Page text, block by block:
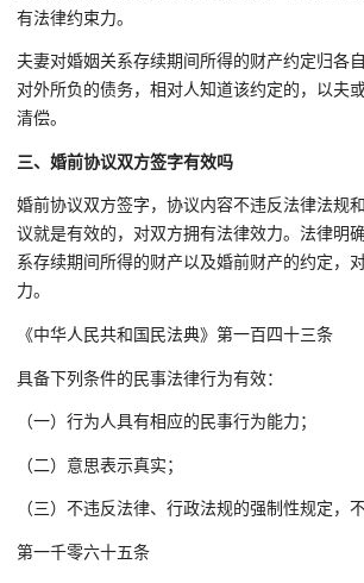
有法律约束力。
夫妻对婚姻关系存续期间所得的财产约定归各
对外所负的债务，相对人知道该约定的，以夫
清偿。
三、婚前协议双方签字有效吗
婚前协议双方签字，协议内容不违反法律法规
议就是有效的，对双方拥有法律效力。法律明
系存续期间所得的财产以及婚前财产的约定，
力。
《中华人民共和国民法典》第一百四十三条
具备下列条件的民事法律行为有效：
（一）行为人具有相应的民事行为能力；
（二）意思表示真实；
（三）不违反法律、行政法规的强制性规定，
第一千零六十五条